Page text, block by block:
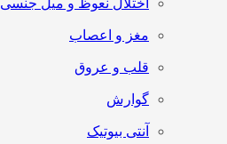
اختلال نعوظ و میل جنسی
مغز و اعصاب
قلب و عروق
گوارش
آنتی‌ بیوتیک